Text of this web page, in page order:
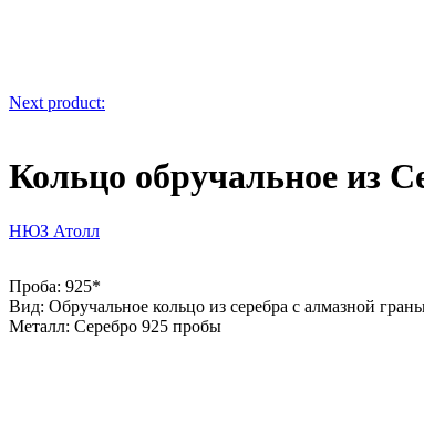
Next product:
Кольцо обручальное из
НЮЗ Атолл
Проба: 925*
Вид: Обручальное кольцо из серебра с алмазной
Металл: Серебро 925 пробы